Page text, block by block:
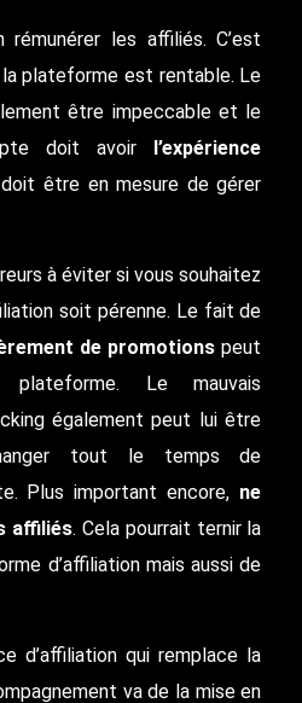
rémunérer les affiliés. C’est
plateforme est rentable. Le
être impeccable et le
doit avoir l’expérience
doit être en mesure de gérer
à éviter si vous souhaitez
soit pérenne. Le fait de
de promotions peut
Le mauvais
également peut lui être
tout le temps de
Plus important encore, ne
affiliés. Cela pourrait ternir la
d’affiliation mais aussi de
d’affiliation qui remplace la
va de la mise en